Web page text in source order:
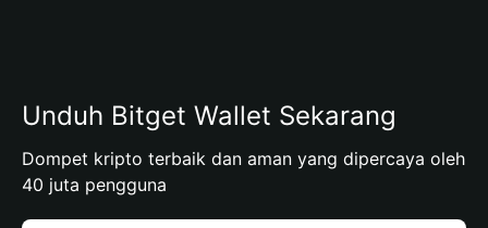
Unduh Bitget Wallet Sekarang
Dompet kripto terbaik dan aman yang dipercaya oleh
40 juta pengguna